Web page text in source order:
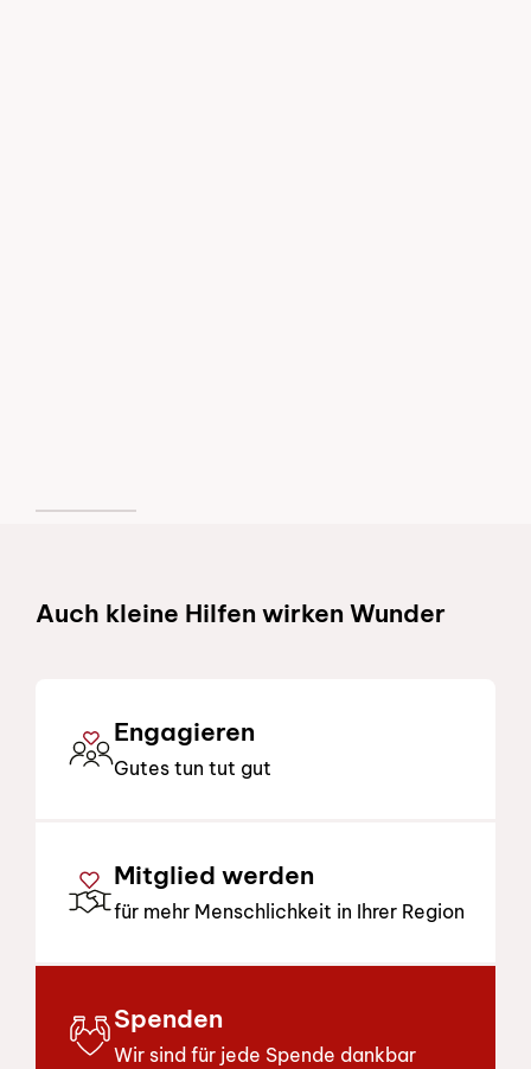
Auch kleine Hilfen wirken Wunder
Engagieren
Gutes tun tut gut
Mitglied werden
für mehr Menschlichkeit in Ihrer Region
Spenden
Wir sind für jede Spende dankbar